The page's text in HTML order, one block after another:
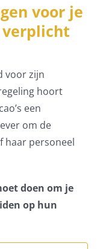
voor je
voor zijn
hoort
een
om de
haar personeel
doen om je
op hun